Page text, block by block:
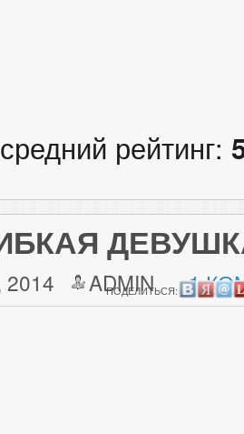
рейтинг:
ADMIN 1
ПОДЕЛИТЬСЯ: